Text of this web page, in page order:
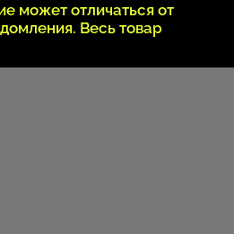
может отличаться от
Весь товар